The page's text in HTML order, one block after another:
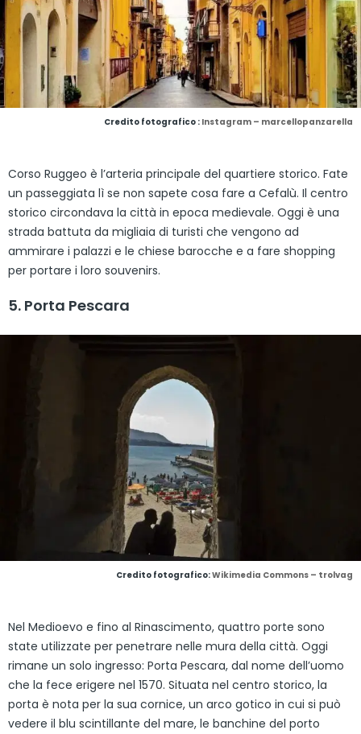
Credito fotografico : Instagram – marcellopanzarella
Corso Ruggeo è l’arteria principale del quartiere storico. Fate
un passeggiata lì se non sapete cosa fare a Cefalù. Il centro
storico circondava la città in epoca medievale. Oggi è una
strada battuta da migliaia di turisti che vengono ad
ammirare i palazzi e le chiese barocche e a fare shopping
per portare i loro souvenirs.
5. Porta Pescara
Credito fotografico:Wikimedia Commons – trolvag
Nel Medioevo e fino al Rinascimento, quattro porte sono
state utilizzate per penetrare nelle mura della città. Oggi
rimane un solo ingresso: Porta Pescara, dal nome dell’uomo
che la fece erigere nel 1570. Situata nel centro storico, la
porta è nota per la sua cornice, un arco gotico in cui si può
vedere il blu scintillante del mare, le banchine del porto